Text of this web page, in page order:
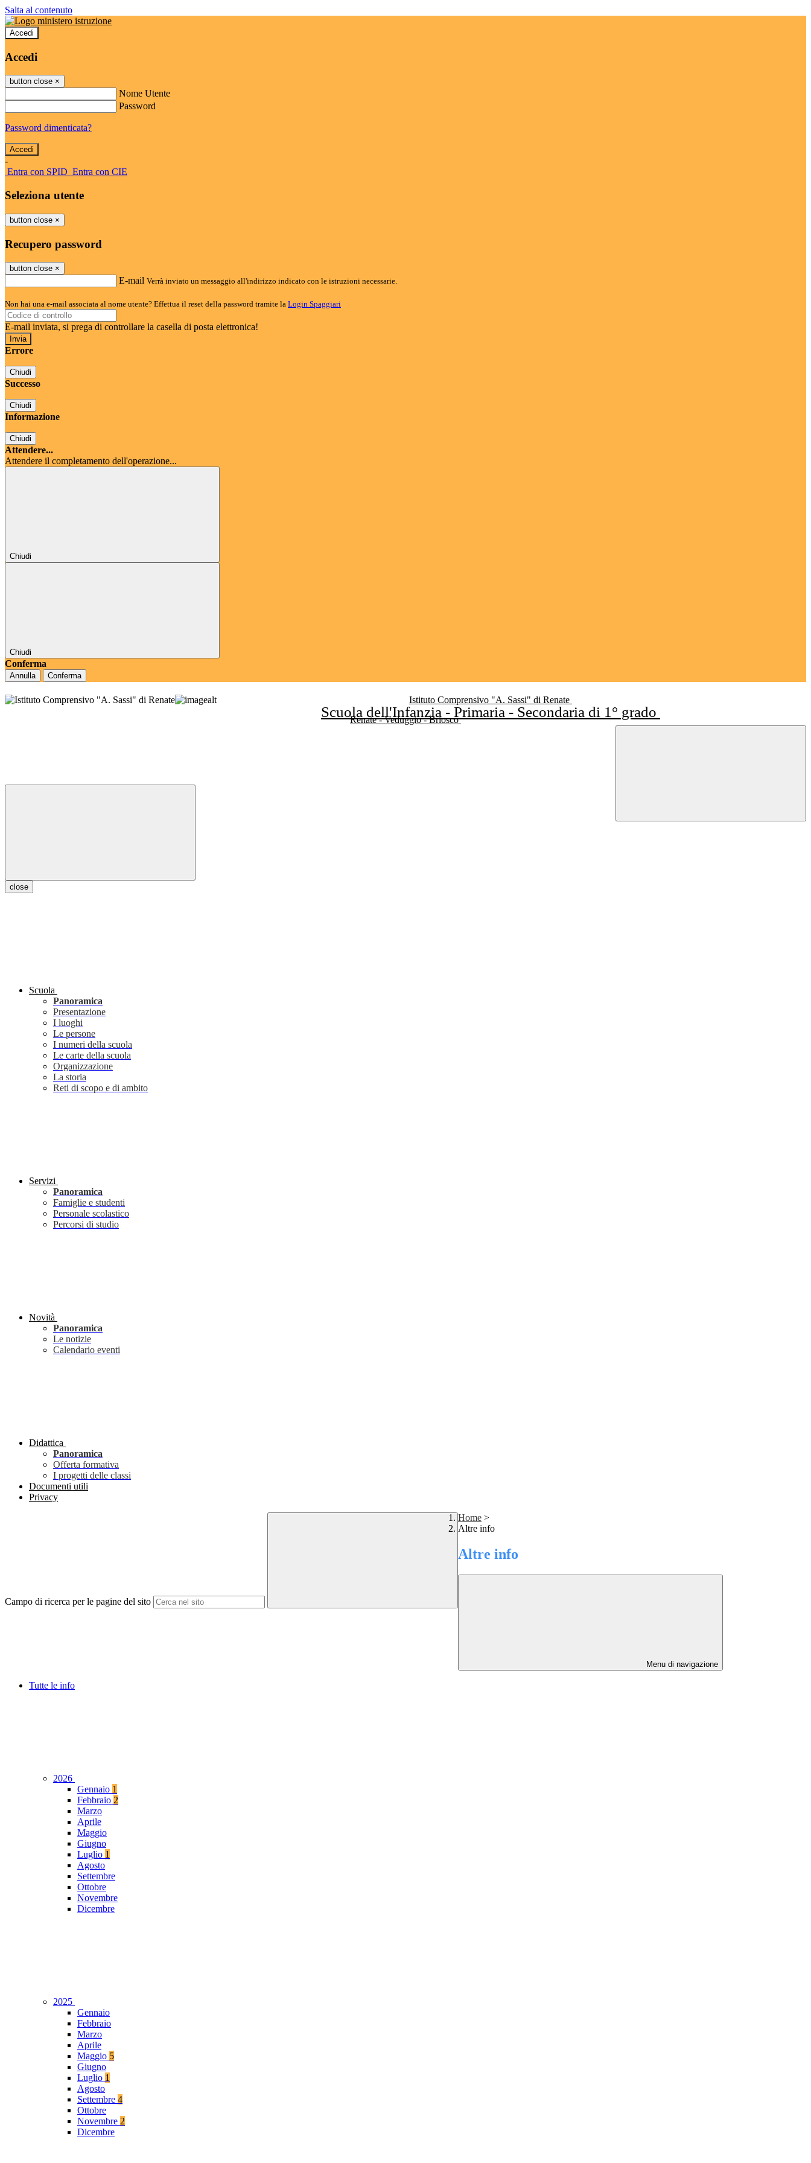
Salta al contenuto
Accedi
Accedi
button close ×
Nome Utente
Password
Password dimenticata?
-
Entra con SPID Entra con CIE
Seleziona utente
button close ×
Recupero password
button close ×
E-mail Verrà inviato un messaggio all'indirizzo indicato con le istruzioni necessarie.
Non hai una e-mail associata al nome utente? Effettua il reset della password tramite la Login Spaggiari
E-mail inviata, si prega di controllare la casella di posta elettronica!
Errore
Chiudi
Successo
Chiudi
Informazione
Chiudi
Attendere...
Attendere il completamento dell'operazione...
Chiudi
Chiudi
Conferma
Annulla Conferma
Istituto Comprensivo "A. Sassi" di Renate
Scuola dell'Infanzia - Primaria - Secondaria di 1° grado
Renate - Veduggio - Briosco
close
Scuola
Panoramica
Presentazione
I luoghi
Le persone
I numeri della scuola
Le carte della scuola
Organizzazione
La storia
Reti di scopo e di ambito
Servizi
Panoramica
Famiglie e studenti
Personale scolastico
Percorsi di studio
Novità
Panoramica
Le notizie
Calendario eventi
Didattica
Panoramica
Offerta formativa
I progetti delle classi
Documenti utili
Privacy
Campo di ricerca per le pagine del sito
Home >
Altre info
Altre info
Menu di navigazione
Tutte le info
2026
Gennaio 1
Febbraio 2
Marzo
Aprile
Maggio
Giugno
Luglio 1
Agosto
Settembre
Ottobre
Novembre
Dicembre
2025
Gennaio
Febbraio
Marzo
Aprile
Maggio 5
Giugno
Luglio 1
Agosto
Settembre 4
Ottobre
Novembre 2
Dicembre